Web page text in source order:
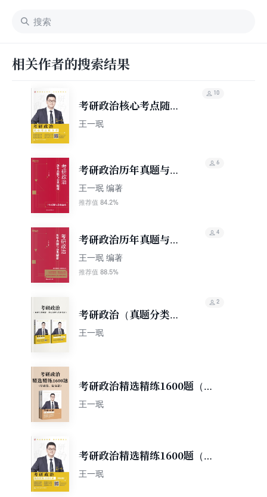
相关作者的搜索结果
考研政治核心考点随身
背
王一珉
10
考研政治历年真题与分
类解析（2027）
王一珉 编著
推荐值 84.2%
6
考研政治历年真题与分
类解析（含2025年真
题）
王一珉 编著
推荐值 88.5%
4
考研政治（真题分类解
析、十年真题与答案速
王一珉
2
考研政治精选精练1600题（基
础篇、提高篇）
王一珉
考研政治精选精练1600题（基
础篇、提高篇）
王一珉